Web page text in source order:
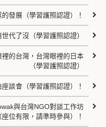
發展（學習護照認證）！
代了沒（學習護照認證）
的台灣，台灣眼裡的日本
（學習護照認證）
談會（學習護照認證）！
與台灣NGO對談工作坊
座位有限，請準時參與）！